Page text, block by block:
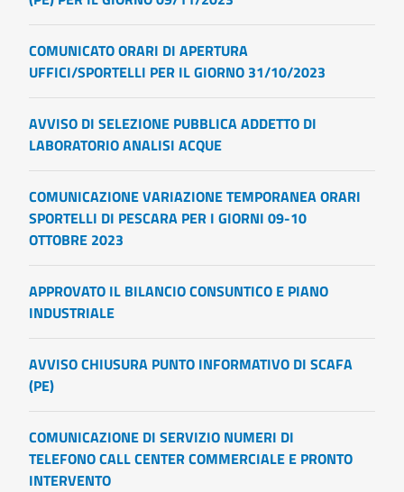
COMUNICATO ORARI DI APERTURA
UFFICI/SPORTELLI PER IL GIORNO 31/10/2023
AVVISO DI SELEZIONE PUBBLICA ADDETTO DI
LABORATORIO ANALISI ACQUE
COMUNICAZIONE VARIAZIONE TEMPORANEA ORARI
SPORTELLI DI PESCARA PER I GIORNI 09-10
OTTOBRE 2023
APPROVATO IL BILANCIO CONSUNTICO E PIANO
INDUSTRIALE
AVVISO CHIUSURA PUNTO INFORMATIVO DI SCAFA
(PE)
COMUNICAZIONE DI SERVIZIO NUMERI DI
TELEFONO CALL CENTER COMMERCIALE E PRONTO
INTERVENTO